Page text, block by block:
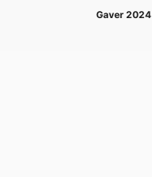
Gaver 2024